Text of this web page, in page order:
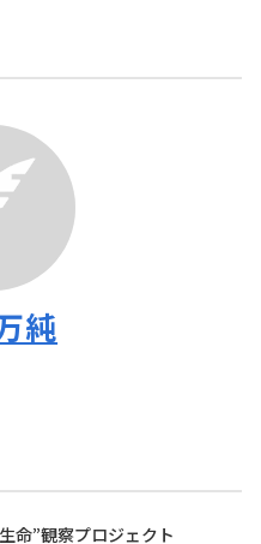
純
命”観察プロジェクト